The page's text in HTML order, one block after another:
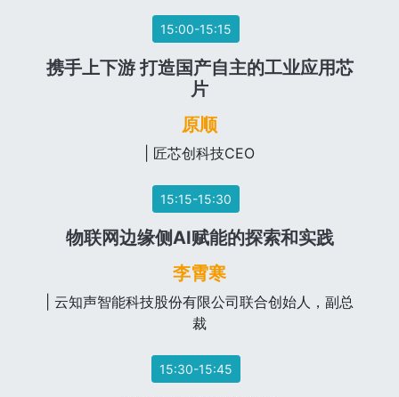
15:00-15:15
携手上下游 打造国产自主的工业应用芯
片
原顺
| 匠芯创科技CEO
15:15-15:30
物联网边缘侧AI赋能的探索和实践
李霄寒
| 云知声智能科技股份有限公司联合创始人，副总
裁
15:30-15:45